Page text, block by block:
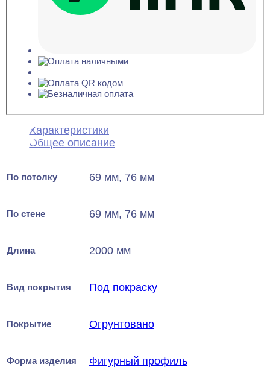
Характеристики
Общее описание
По потолку 69 мм, 76 мм
По стене 69 мм, 76 мм
Длина 2000 мм
Вид покрытия Под покраску
Покрытие Огрунтовано
Форма изделия Фигурный профиль